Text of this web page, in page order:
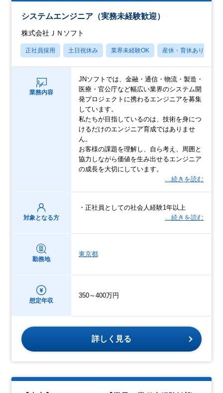
システムエンジニア（実務未経験歓迎）
株式会社ＪＮソフト
正社員採用 土日祝休み 業界未経験OK 産休・育休あり
業務内容
JNソフトでは、金融・通信・物流・製造・
医療・官公庁など幅広い業界のシステム開
発プロジェクトに携わるエンジニアを募集
しています。
私たちが目指しているのは、技術を身につ
けるだけのエンジニア育成ではありませ
ん。
お客様の課題を理解し、自ら考え、周囲と
協力しながら価値を生み出せるエンジニア
の成長を大切にしています。
…続きを読む
対象となる方
・正社員としての社会人経験1年以上
…続きを読む
勤務地
東京都
想定年収
350～400万円
詳しく見る